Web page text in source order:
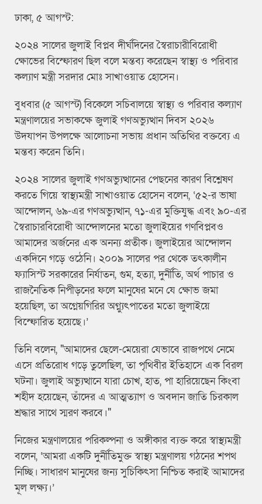
ঢাকা, ৫ আগস্ট:
২০২৪ সালের জুলাই বিপ্লব দীর্ঘদিনের স্বৈরাচারীবিরোধী
ক্ষোভের বিস্ফোরণ ছিল বলে মন্তব্য করেছেন স্বাস্থ্য ও পরিবার
কল্যাণ মন্ত্রী সরদার মোঃ সাখাওয়াত হোসেন।
বুধবার (৫ আগস্ট) বিকেলে সচিবালয়ে স্বাস্থ্য ও পরিবার কল্যাণ
মন্ত্রণালয়ের সভাকক্ষে জুলাই গণঅভ্যুত্থান দিবস ২০২৬
উদযাপন উপলক্ষে আলোচনা সভায় প্রধান অতিথির বক্তব্যে এ
মন্তব্য করেন তিনি।
২০২৪ সালের জুলাই গণঅভ্যুত্থানের পেছনের কারণ বিশ্লেষণ
করতে গিয়ে স্বাস্থ্যমন্ত্রী সাখাওয়াত হোসেন বলেন, ‘৫২-র ভাষা
আন্দোলন, ৬৯-এর গণঅভ্যুত্থান, ৭১-এর মুক্তিযুদ্ধ এবং ৯০-এর
স্বৈরাচারবিরোধী আন্দোলনের মতো জুলাইয়ের গণবিপ্লবও
আমাদের অর্জনের এক অনন্য প্রতীক। জুলাইয়ের আন্দোলন
একদিনে গড়ে ওঠেনি। ২০০৯ সালের পর থেকে তৎকালীন
ফ্যাসিস্ট সরকারের নির্যাতন, গুম, হত্যা, দুর্নীতি, অর্থ পাচার ও
রাজনৈতিক নিপীড়নের ফলে মানুষের মনে যে ক্ষোভ জমা
হয়েছিল, তা অগ্নেয়গিরির অগ্ন্যুৎপাতের মতো জুলাইয়ে
বিস্ফোরিত হয়েছে।’
তিনি বলেন, "আমাদের ছেলে-মেয়েরা যেভাবে রাজপথে নেমে
এসে প্রতিরোধ গড়ে তুলেছিল, তা পৃথিবীর ইতিহাসে এক বিরল
ঘটনা। জুলাই অভ্যুত্থানে যারা চোখ, হাত, পা হারিয়েছেন কিংবা
শহীদ হয়েছেন, তাঁদের এ আত্মত্যাগ ও অবদান জাতি চিরকাল
শ্রদ্ধার সাথে স্মরণ করবে।"
নিজের মন্ত্রণালয়ের পরিকল্পনা ও অঙ্গীকার ব্যক্ত করে স্বাস্থ্যমন্ত্রী
বলেন, ‘আমরা একটি দুর্নীতিমুক্ত স্বাস্থ্য মন্ত্রণালয় গঠনের শপথ
নিচ্ছি। সাধারণ মানুষের জন্য সুচিকিৎসা নিশ্চিত করাই আমাদের
মূল লক্ষ্য।’